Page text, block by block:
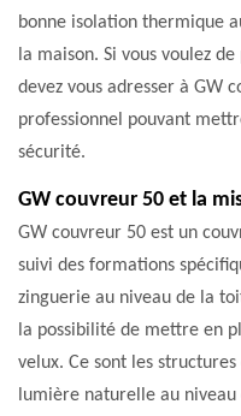
bonne isolation thermique
la maison. Si vous voulez
devez vous adresser à GW
professionnel pouvant
sécurité.
GW couvreur 50 et la
GW couvreur 50 est un
suivi des formations
zinguerie au niveau de la
la possibilité de mettre en
velux. Ce sont les
lumière naturelle au